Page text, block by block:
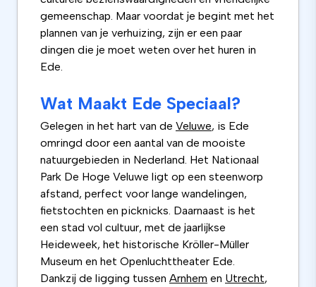
gemeenschap. Maar voordat je begint met het
plannen van je verhuizing, zijn er een paar
dingen die je moet weten over het huren in
Ede.
Wat Maakt Ede Speciaal?
Gelegen in het hart van de Veluwe, is Ede
omringd door een aantal van de mooiste
natuurgebieden in Nederland. Het Nationaal
Park De Hoge Veluwe ligt op een steenworp
afstand, perfect voor lange wandelingen,
fietstochten en picknicks. Daarnaast is het
een stad vol cultuur, met de jaarlijkse
Heideweek, het historische Kröller-Müller
Museum en het Openluchttheater Ede.
Dankzij de ligging tussen Arnhem en Utrecht,